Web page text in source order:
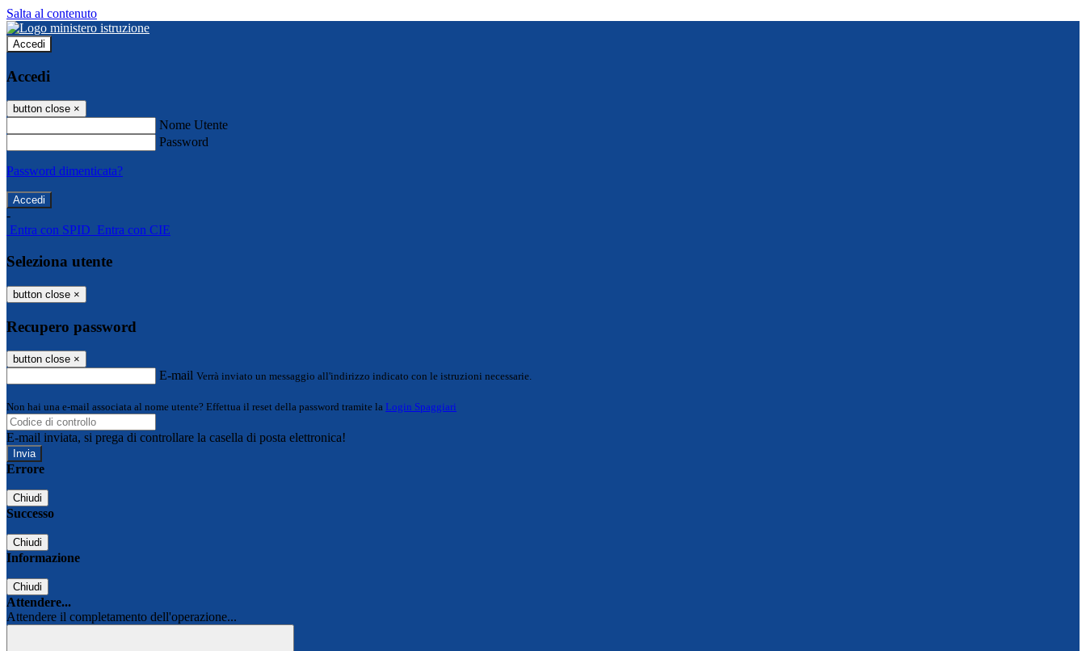
Salta al contenuto
Accedi
Accedi
button close ×
Nome Utente
Password
Password dimenticata?
-
Entra con SPID Entra con CIE
Seleziona utente
button close ×
Recupero password
button close ×
E-mail Verrà inviato un messaggio all'indirizzo indicato con le istruzioni necessarie.
Non hai una e-mail associata al nome utente? Effettua il reset della password tramite la Login Spaggiari
E-mail inviata, si prega di controllare la casella di posta elettronica!
Errore
Chiudi
Successo
Chiudi
Informazione
Chiudi
Attendere...
Attendere il completamento dell'operazione...